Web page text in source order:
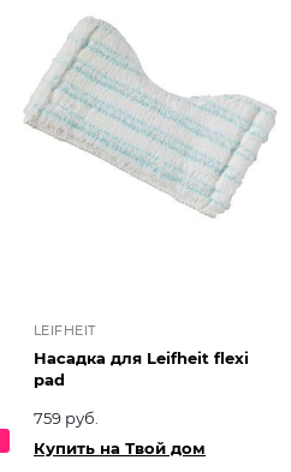
LEIFHEIT
Насадка для Leifheit flexi
pad
759 руб.
Купить на Твой дом